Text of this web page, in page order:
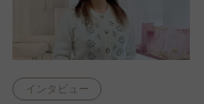
インタビュー